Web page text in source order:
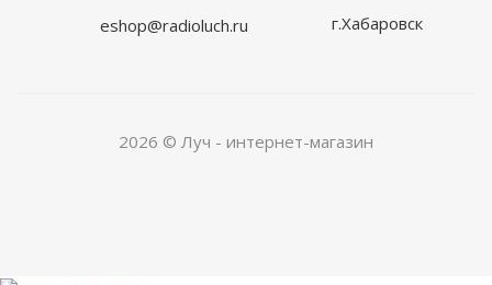
eshop@radioluch.ru г.Хабаровск
2026 © Луч - интернет-магазин